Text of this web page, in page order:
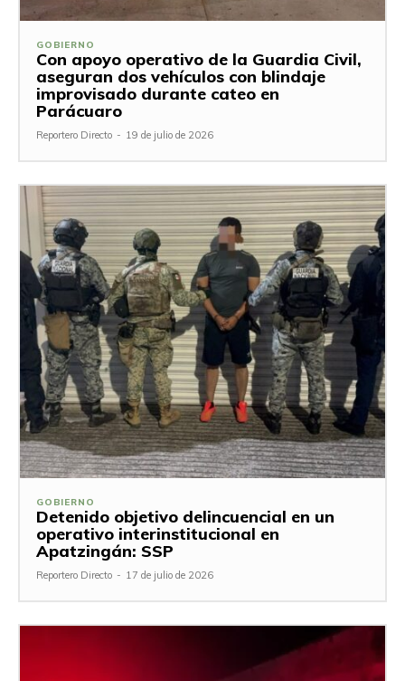
GOBIERNO
Con apoyo operativo de la Guardia Civil,
aseguran dos vehículos con blindaje
improvisado durante cateo en
Parácuaro
Reportero Directo - 19 de julio de 2026
GOBIERNO
Detenido objetivo delincuencial en un
operativo interinstitucional en
Apatzingán: SSP
Reportero Directo - 17 de julio de 2026